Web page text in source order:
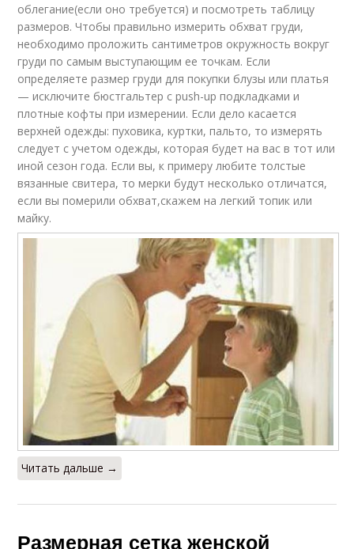
Одежды для
мальчиков
Одежды в цифрах
Спортивная одежда Одежда для девушек
Одежды по росту-весу
Одежда для
миниатюрных
женщин
Одежда для женщин
Одежда для полных и
Подростковая
одежда
Одежды для детей
облегание(если оно требуется) и посмотреть таблицу
размеров. Чтобы правильно измерить обхват груди,
необходимо проложить сантиметров окружность вокруг
груди по самым выступающим ее точкам. Если
определяете размер груди для покупки блузы или платья
— исключите бюстгальтер с push-up подкладками и
плотные кофты при измерении. Если дело касается
верхней одежды: пуховика, куртки, пальто, то измерять
следует с учетом одежды, которая будет на вас в тот или
иной сезон года. Если вы, к примеру любите толстые
вязанные свитера, то мерки будут несколько отличатся,
если вы померили обхват,скажем на легкий топик или
майку.
Читать дальше →
Размерная сетка женской